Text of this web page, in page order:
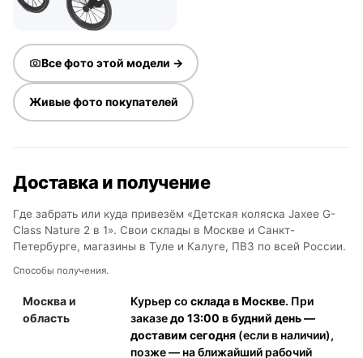
Все фото этой модели →
Живые фото покупателей
Доставка и получение
Где забрать или куда привезём «Детская коляска Jaxee G-
Class Nature 2 в 1». Свои склады в Москве и Санкт-
Петербурге, магазины в Туле и Калуге, ПВЗ по всей России.
Способы получения.
Москва и
область
Курьер со склада в Москве. При
заказедо 13:00 в будний день —
доставим сегодня (если в наличии),
позже — на ближайший рабочий